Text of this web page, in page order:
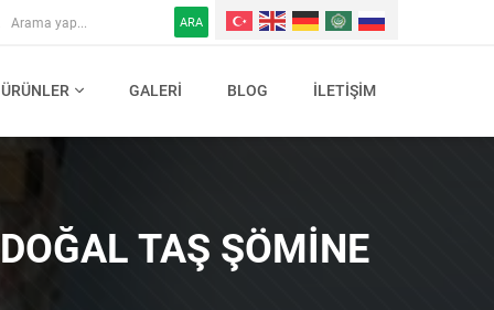
ARA
ÜRÜNLER GALERI BLOG İLETIŞIM
TAŞ ŞÖMINE